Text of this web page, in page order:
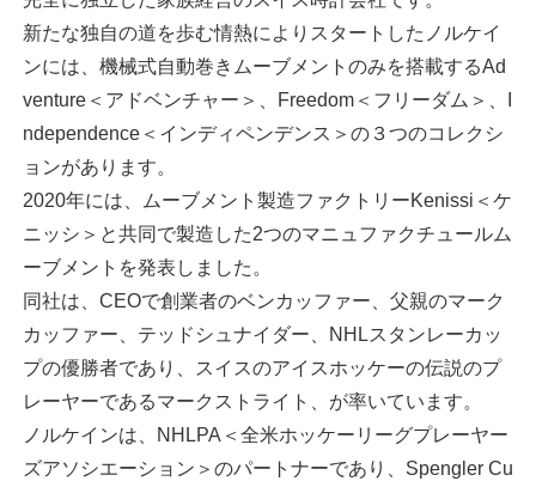
新たな独自の道を歩む情熱によりスタートしたノルケイ
ンには、機械式自動巻きムーブメントのみを搭載するAd
venture＜アドベンチャー＞、Freedom＜フリーダム＞、I
ndependence＜インディペンデンス＞の３つのコレクシ
ョンがあります。
2020年には、ムーブメント製造ファクトリーKenissi＜ケ
ニッシ＞と共同で製造した2つのマニュファクチュールム
ーブメントを発表しました。
同社は、CEOで創業者のベンカッファー、父親のマーク
カッファー、テッドシュナイダー、NHLスタンレーカッ
プの優勝者であり、スイスのアイスホッケーの伝説のプ
レーヤーであるマークストライト、が率いています。
ノルケインは、NHLPA＜全米ホッケーリーグプレーヤー
ズアソシエーション＞のパートナーであり、Spengler Cu